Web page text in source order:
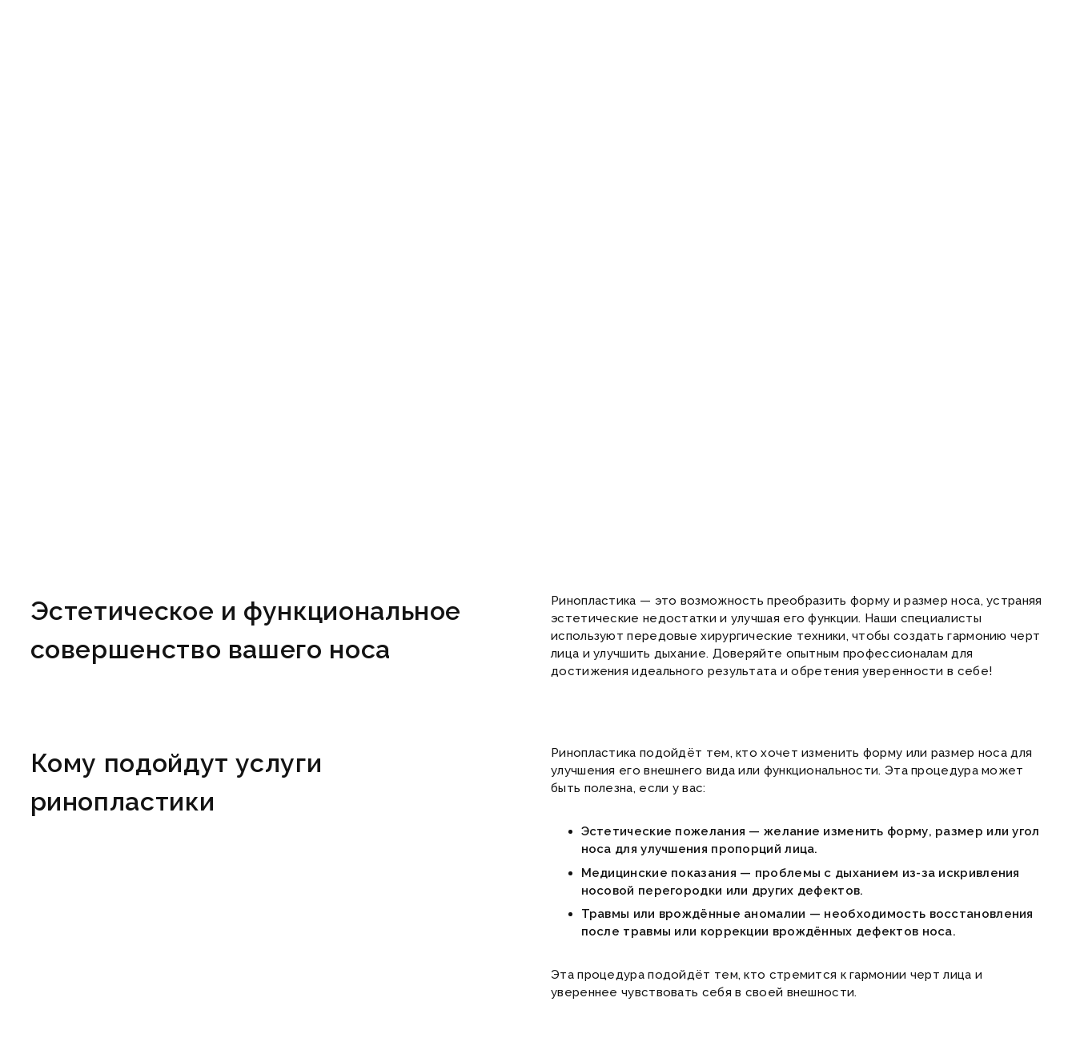
Эстетическое и функциональное
совершенство вашего носа
Ринопластика — это возможность преобразить форму и размер носа, устраняя
эстетические недостатки и улучшая его функции. Наши специалисты
используют передовые хирургические техники, чтобы создать гармонию черт
лица и улучшить дыхание. Доверяйте опытным профессионалам для
достижения идеального результата и обретения уверенности в себе!
Кому подойдут услуги
ринопластики
Ринопластика подойдёт тем, кто хочет изменить форму или размер носа для
улучшения его внешнего вида или функциональности. Эта процедура может
быть полезна, если у вас:
Эстетические пожелания — желание изменить форму, размер или угол
носа для улучшения пропорций лица.
Медицинские показания — проблемы с дыханием из-за искривления
носовой перегородки или других дефектов.
Травмы или врождённые аномалии — необходимость восстановления
после травмы или коррекции врождённых дефектов носа.
Эта процедура подойдёт тем, кто стремится к гармонии черт лица и
увереннее чувствовать себя в своей внешности.